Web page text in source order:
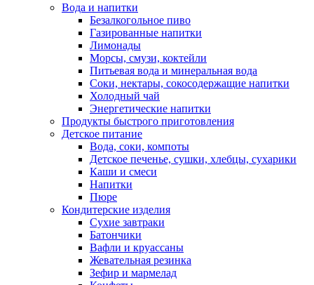
Вода и напитки
Безалкогольное пиво
Газированные напитки
Лимонады
Морсы, смузи, коктейли
Питьевая вода и минеральная вода
Соки, нектары, cокосодержащие напитки
Холодный чай
Энергетические напитки
Продукты быстрого приготовления
Детское питание
Вода, соки, компоты
Детское печенье, сушки, хлебцы, сухарики
Каши и смеси
Напитки
Пюре
Кондитерские изделия
Cухие завтраки
Батончики
Вафли и круассаны
Жевательная резинка
Зефир и мармелад